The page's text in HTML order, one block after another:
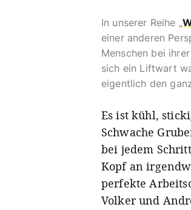
In unserer Reihe „
einer anderen
Menschen bei
sich ein Liftwart
eigentlich den
Es ist kühl,
Schwache
bei jedem
Kopf an
perfekte
Volker und